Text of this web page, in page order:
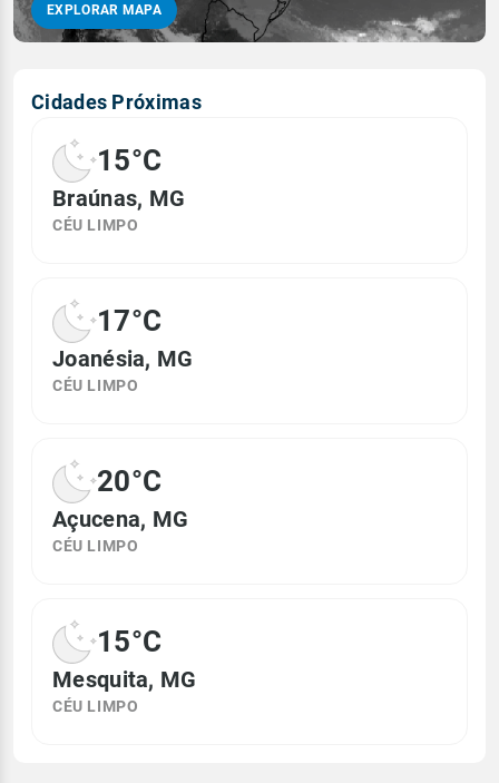
EXPLORAR MAPA
Cidades Próximas
15°C
Braúnas, MG
CÉU LIMPO
17°C
Joanésia, MG
CÉU LIMPO
20°C
Açucena, MG
CÉU LIMPO
15°C
Mesquita, MG
CÉU LIMPO